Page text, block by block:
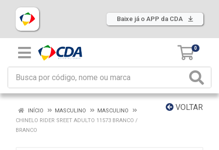
Baixe já o APP da CDA
0
VOLTAR
INÍCIO MASCULINO
MASCULINO
CHINELO RIDER SREET ADULTO 11573 BRANCO /
BRANCO